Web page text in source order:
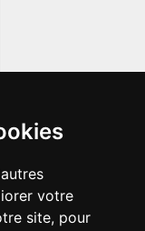
votre
site, pour